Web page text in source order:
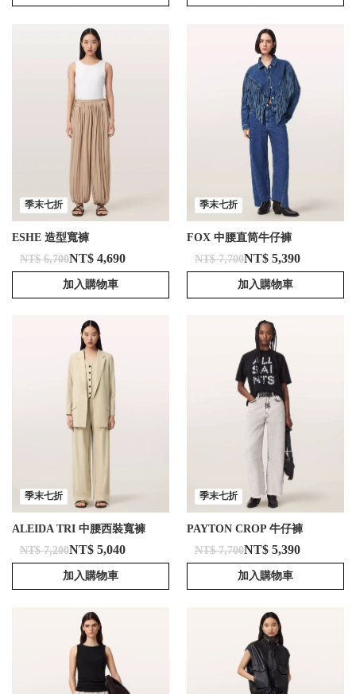
季末七折
ESHE 造型寬褲
NT$ 6,700NT$ 4,690
加入購物車
季末七折
FOX 中腰直筒牛仔褲
NT$ 7,700NT$ 5,390
加入購物車
季末七折
ALEIDA TRI 中腰西裝寬褲
NT$ 7,200NT$ 5,040
加入購物車
季末七折
PAYTON CROP 牛仔褲
NT$ 7,700NT$ 5,390
加入購物車